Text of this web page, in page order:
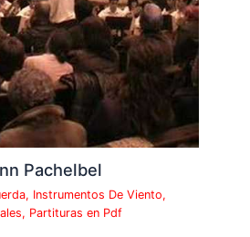
Pachelbel
, Instrumentos De Viento,
, Partituras en Pdf